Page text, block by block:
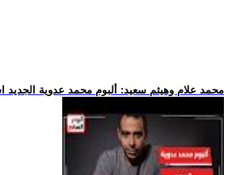
.. محمد علام وهيثم سعيد: ألبوم محمد عدوية الجديد